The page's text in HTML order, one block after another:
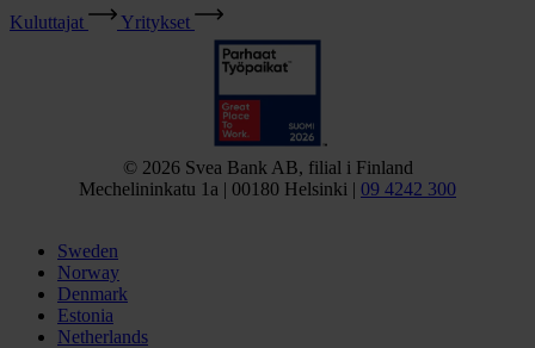
Kuluttajat Yritykset
© 2026 Svea Bank AB, filial i Finland
Mechelininkatu 1a | 00180 Helsinki | 09 4242 300
Sweden
Norway
Denmark
Estonia
Netherlands